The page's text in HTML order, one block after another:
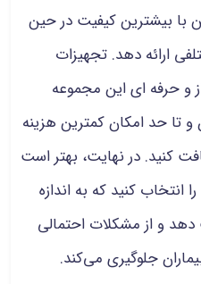
با بیشترین کیفیت در حین
ارائه دهد. تجهیزات
حرفه ای این مجموعه
تا حد امکان کمترین هزینه
کنید. در نهایت، بهتر است
انتخاب کنید که به اندازه
و از مشکلات احتمالی
جلوگیری می‌کند.